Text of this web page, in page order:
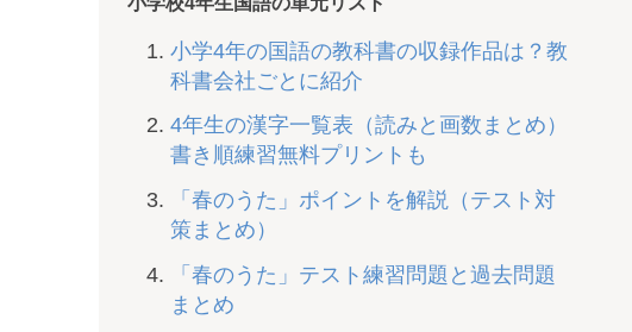
小学4年の国語の教科書の収録作品は？教
科書会社ごとに紹介
4年生の漢字一覧表（読みと画数まとめ）
書き順練習無料プリントも
「春のうた」ポイントを解説（テスト対
策まとめ）
「春のうた」テスト練習問題と過去問題
まとめ